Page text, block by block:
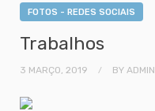
FOTOS - REDES SOCIAIS
Trabalhos
3 MARÇO, 2019 BY ADMIN